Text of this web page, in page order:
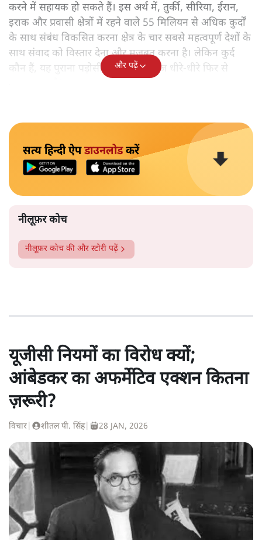
करने में सहायक हो सकते हैं। इस अर्थ में, तुर्की, सीरिया, ईरान,
इराक और प्रवासी क्षेत्रों में रहने वाले 55 मिलियन से अधिक कुर्दों
के साथ संबंध विकसित करना क्षेत्र के चार सबसे महत्वपूर्ण देशों के
साथ संवाद को विस्तार देना और मजबूत करना है। लेकिन कुर्द
कौन हैं, यह पुराना पड़ोसी जिसे भारत आज धीरे-धीरे फिर से
और पढ़ें
सत्य हिन्दी ऐपडाउनलोडकरें
नीलूफ़र कोच
नीलूफ़र कोच की और स्टोरी पढ़ें
यूजीसी नियमों का विरोध क्यों;
आंबेडकर का अफर्मेटिव एक्शन कितना
ज़रूरी?
विचार शीतल पी. सिंह| 28 JAN, 2026